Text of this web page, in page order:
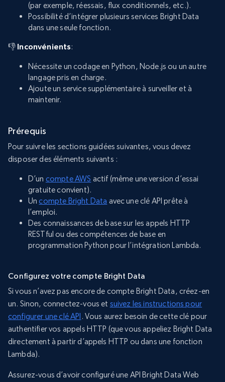
(par exemple, réessais, flux conditionnels, etc.).
Possibilité d’intégrer plusieurs services Bright Data
dans une seule fonction.
👎 Inconvénients:
Nécessite un codage en Python, Node.js ou un autre
langage pris en charge.
Ajoute un service supplémentaire à surveiller et à
maintenir.
Prérequis
Pour suivre les sections guidées suivantes, vous devez
disposer des éléments suivants :
D’un compte AWS actif (même une version d’essai
gratuite convient).
Uncompte Bright Data avec une clé API prête à
l’emploi.
Des connaissances de base sur les appels HTTP
RESTful ou des compétences de base en
programmation Python pour l’intégration Lambda.
Configurez votre compte Bright Data
Si vous n’avez pas encore de compte Bright Data, créez-en
un. Sinon, connectez-vous et suivez les instructions pour
configurer une clé API . Vous aurez besoin de cette clé pour
authentifier vos appels HTTP (que vous appeliez Bright Data
directement à partir d’appels HTTP ou dans une fonction
Lambda).
Assurez-vous d’avoir configuré une API Bright Data Web